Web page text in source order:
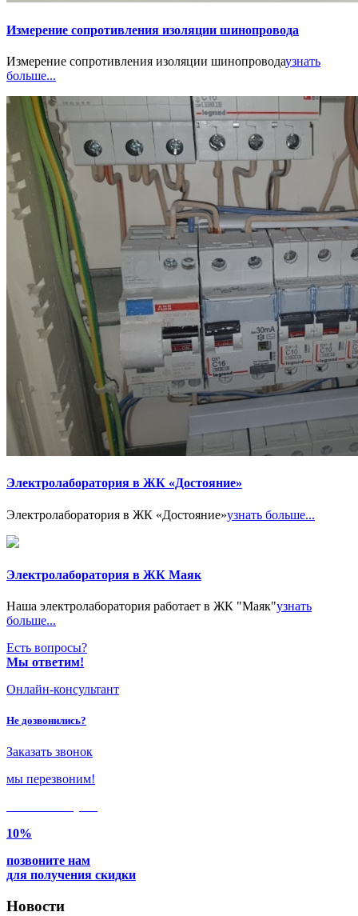
Измерение сопротивления изоляции шинопровода
Измерение сопротивления изоляции шинопроводаузнать
больше...
Электролаборатория в ЖК «Достояние»
Электролаборатория в ЖК «Достояние»узнать больше...
Электролаборатория в ЖК Маяк
Наша электролаборатория работает в ЖК "Маяк"узнать
больше...
Есть вопросы?
Мы ответим!
Онлайн-консультант
Не дозвонились?
Заказать звонок
мы перезвоним!
10%
позвоните нам
для получения скидки
Новости